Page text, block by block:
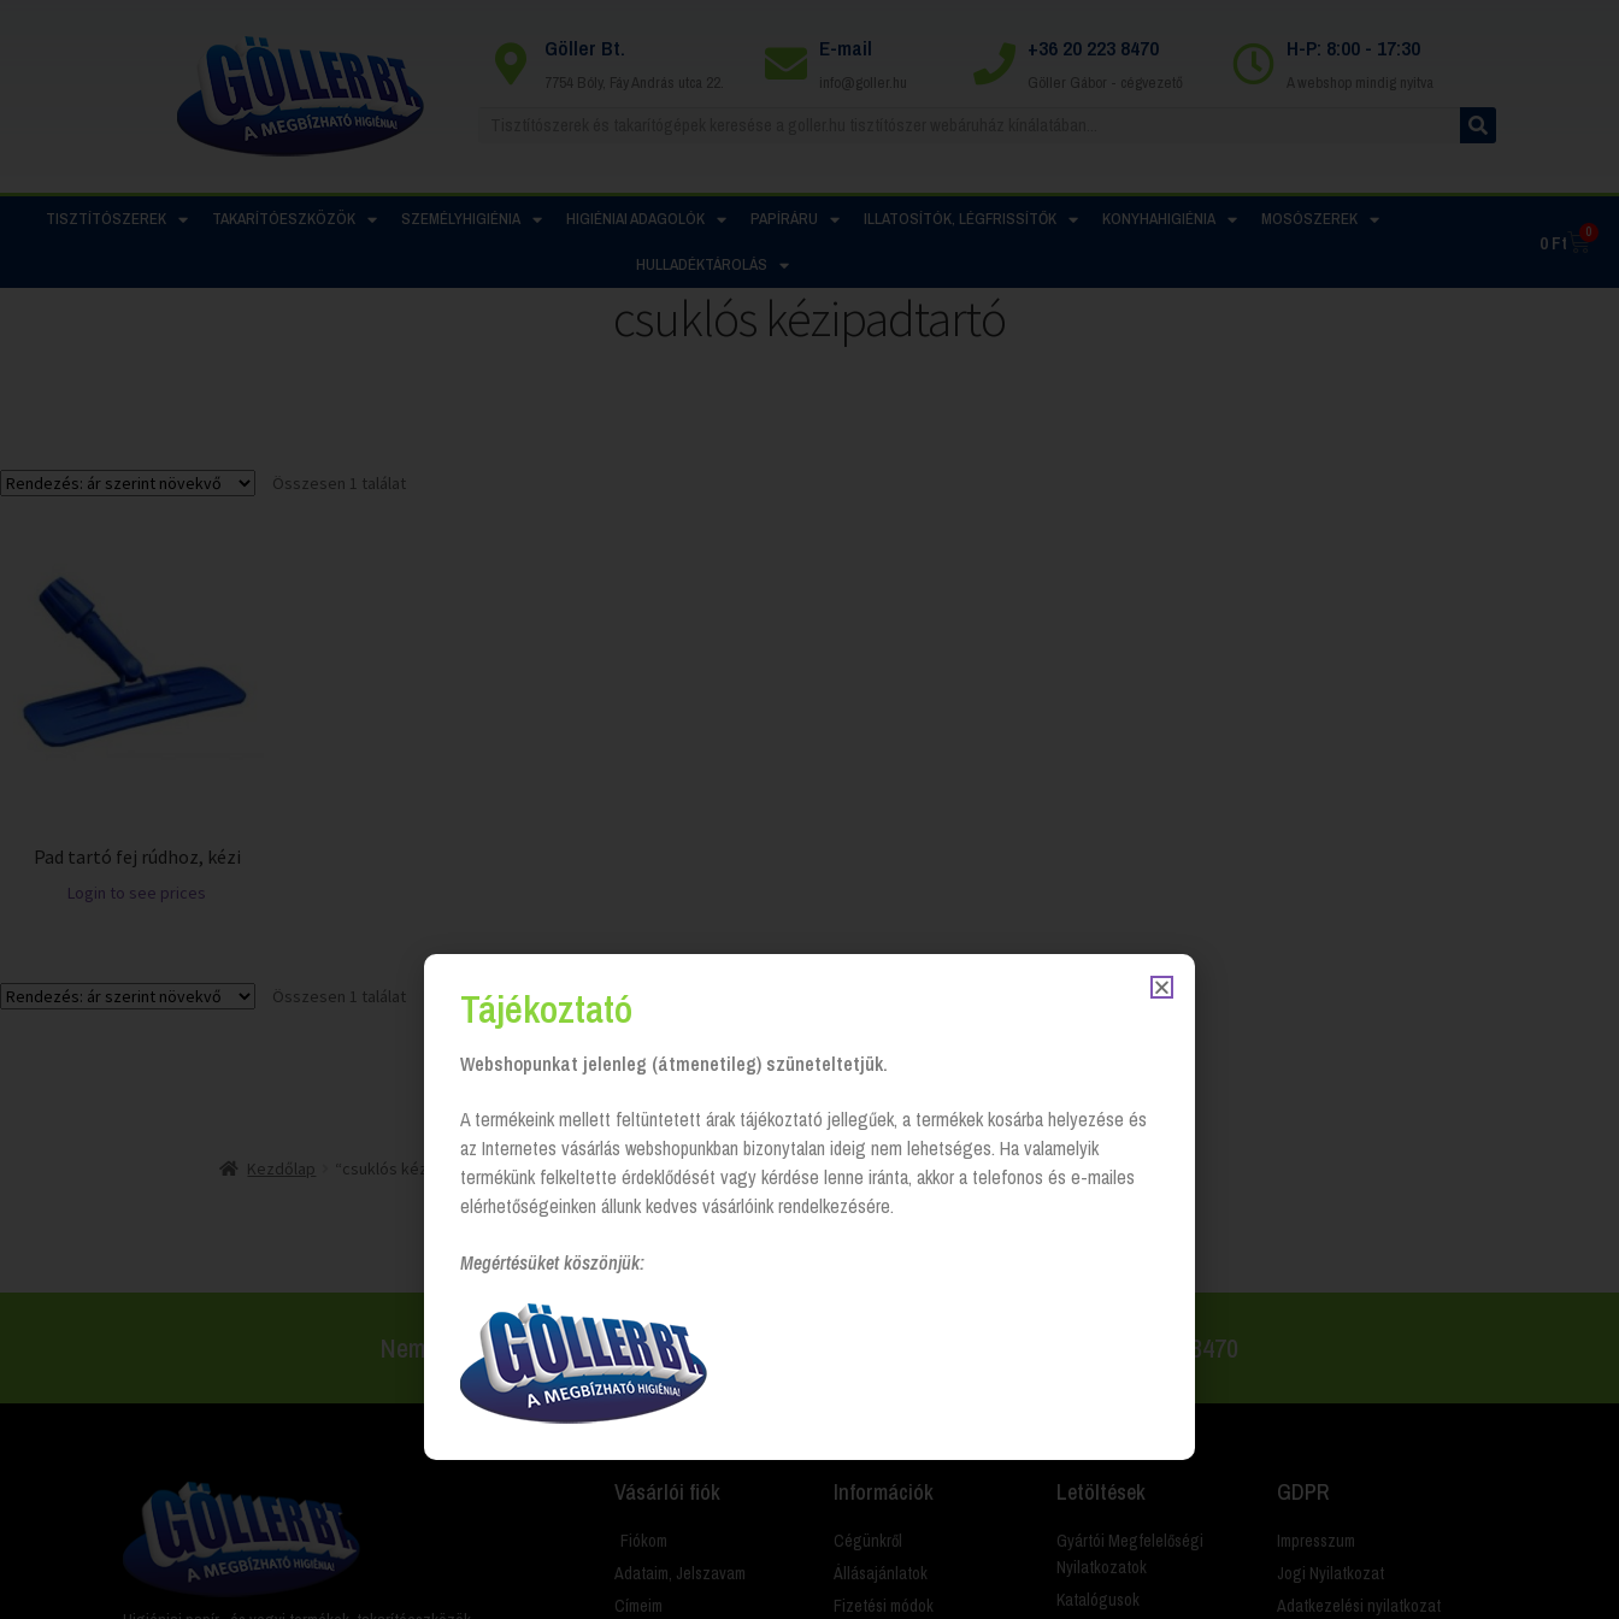
Göller Bt.
7754 Bóly, Fáy András utca 22.
E-mail
info@goller.hu
+36 20 223 8470
Göller Gábor - cégvezető
H-P: 8:00 - 17:30
A webshop mindig nyitva
TISZTÍTÓSZEREK TAKARÍTÓESZKÖZÖK SZEMÉLYHIGIÉNIA HIGIÉNIAI ADAGOLÓK PAPÍRÁRU ILLATOSÍTÓK, LÉGFRISSÍTŐK KONYHAHIGIÉNIA MOSÓSZEREK
HULLADÉKTÁROLÁS
0Ft 0
csuklós kézipadtartó
Összesen 1 találat
Pad tartó fej rúdhoz, kézi
Login to see prices
Összesen 1 találat
Kezdőlap “csuklós kézipadtartó” címkével rendelkező termékek
Nem találsz valamit? Hívj és segítünk Hétfőtől - péntekig 8:00 -17:00 +36 20 223 8470
Vásárlói fiók
Fiókom
Adataim, Jelszavam
Címeim
Információk
Cégünkről
Állásajánlatok
Fizetési módok
Letöltések
Gyártói Megfelelőségi
Nyilatkozatok
Katalógusok
GDPR
Impresszum
Jogi Nyilatkozat
Adatkezelési nyilatkozat
Tájékoztató
Webshopunkat jelenleg (átmenetileg) szüneteltetjük.
A termékeink mellett feltüntetett árak tájékoztató jellegűek, a termékek kosárba helyezése és
az Internetes vásárlás webshopunkban bizonytalan ideig nem lehetséges. Ha valamelyik
termékünk felkeltette érdeklődését vagy kérdése lenne iránta, akkor a telefonos és e-mailes
elérhetőségeinken állunk kedves vásárlóink rendelkezésére.
Megértésüket köszönjük: